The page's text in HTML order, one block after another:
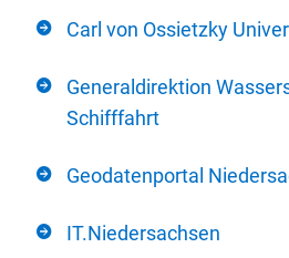
Carl von Ossietzky
Generaldirektion
Schifffahrt
Geodatenportal
IT.Niedersachsen